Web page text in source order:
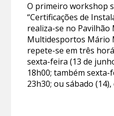
O primeiro workshop
“Certificações de
realiza-se no Pavilhão
Multidesportos Mário
repete-se em três
sexta-feira (13 de
18h00; também sexta-
23h30; ou sábado